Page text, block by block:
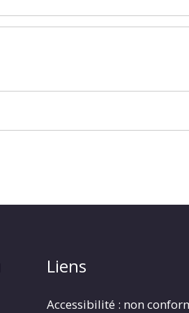
Liens
Accessibilité : non